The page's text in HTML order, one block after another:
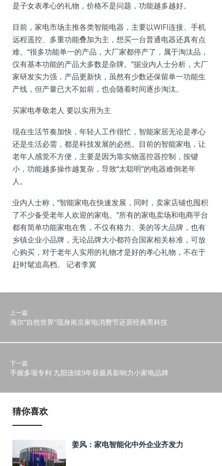
是子女表孝心的礼物，价格不是问题，功能越多越好。
目前，家电市场主推各类智能电器，主要以WIFI连接、手机
远程遥控、多重功能叠加为主，想买一台普通电器还真有点
难。“很多功能单一的产品，大厂家都停产了，属于淘汰品，
仅有基本功能的产品大多数是杂牌。”据业内人士分析，大厂
家研发实力强，产品更新快，虽然有少数还保留单一功能生
产线，但产量已大不如前，也会随着时间逐步淘汰。
买家电孝敬老人 要以实用为主
现在生活节奏加快，年轻人工作很忙，智能家居无论是孝心
还是生活必需，都是科技发展的必然。目前的智能家电，让
老年人感觉不方便，主要是因为靠实物遥控器控制，按键
小，功能越多操作越复杂，导致“太聪明”的电器难倒老年
人。
业内人士称，“智能家电在快速发展，同时，卖家店铺也囤积
了不少备受老年人欢迎的家电。”所有的家电卖场和电商平台
都有简单功能家电在售，不仅有格力、美的等大品牌，也有
乡镇企业小品牌，无论品牌大小都符合国家相关标准，可放
心购买，对于老年人实用的礼物才是好的孝心礼物，不在于
赶时髦追高档。 记者李冀
上一篇
海尔“自然世界”现身南京家电消费节还原经典黑科技
下一篇
手握多项专利 九阳连续9年获最具影响力小家电品牌
猜你喜欢
姜风：家电智能化中外企业齐发力